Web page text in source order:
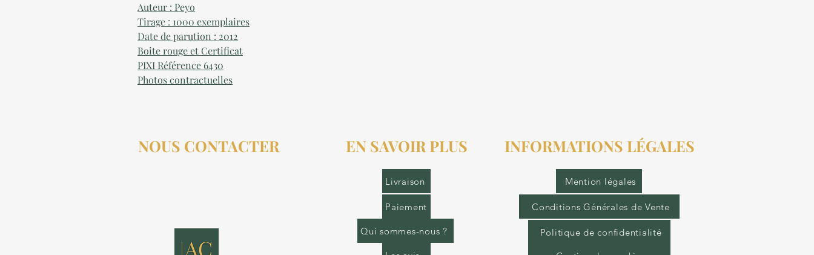
Auteur : Peyo
Tirage : 1000 exemplaires
Date de parution : 2012
Boite rouge et Certificat
PIXI Référence 6430
Photos contractuelles
NOUS CONTACTER EN SAVOIR PLUS
Livraison
Paiement
Qui sommes-nous ?
INFORMATIONS LÉGALES
Mention légales
Conditions Générales de Vente
Politique de confidentialité